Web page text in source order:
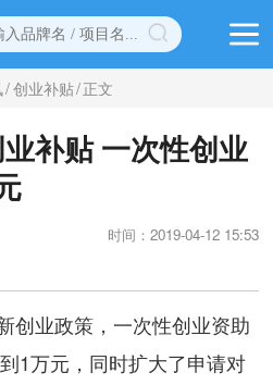
/创业补贴/正文
补贴 一次性创业
时间：2019-04-12 15:53
创业政策，一次性创业资助
1万元，同时扩大了申请对